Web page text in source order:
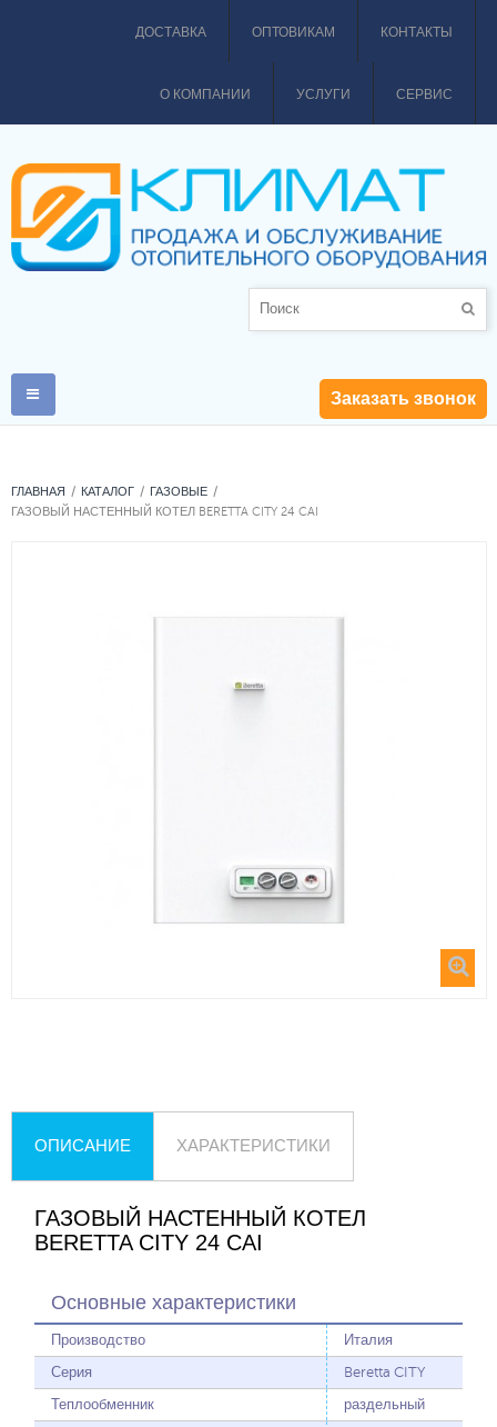
КОНТАКТЫ
ОПТОВИКАМ
ДОСТАВКА
СЕРВИС
УСЛУГИ
О КОМПАНИИ
Заказать звонок
ГЛАВНАЯ КАТАЛОГ
ГАЗОВЫЕ
ГАЗОВЫЙ НАСТЕННЫЙ КОТЕЛ BERETTA CITY 24 CAI
ОПИСАНИЕ ХАРАКТЕРИСТИКИ
ГАЗОВЫЙ НАСТЕННЫЙ КОТЕЛ
BERETTA CITY 24 CAI
Основные характеристики
Производство Италия
Серия Beretta CITY
Теплообменник раздельный